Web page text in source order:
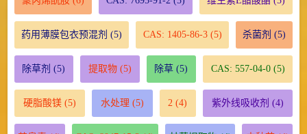
药用薄膜包衣预混剂 (5) CAS: 1405-86-3(5) 杀菌剂 (5)
除草剂 (5) 提取物(5) 除草 (5) CAS: 557-04-0(5)
硬脂酸镁(5) 水处理 (5) 2 (4) 紫外线吸收剂 (4)